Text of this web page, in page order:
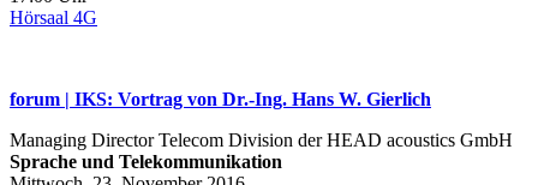
Hörsaal 4G
forum | IKS: Vortrag von Dr.‐Ing. Hans W. Gierlich
Managing Director Telecom Division der HEAD acoustics GmbH
Sprache und Telekommunikation